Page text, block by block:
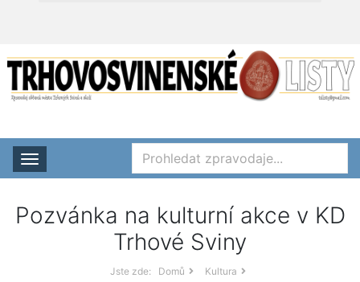
Rozbalit nabídku
Pozvánka na kulturní akce v KD
Trhové Sviny
Jste zde: Domů
Kultura